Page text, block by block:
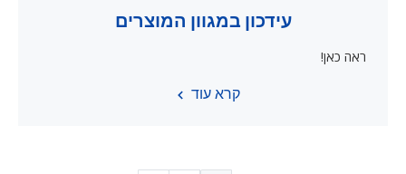
עידכון במגוון המוצרים
ראה כאן!
קרא עוד